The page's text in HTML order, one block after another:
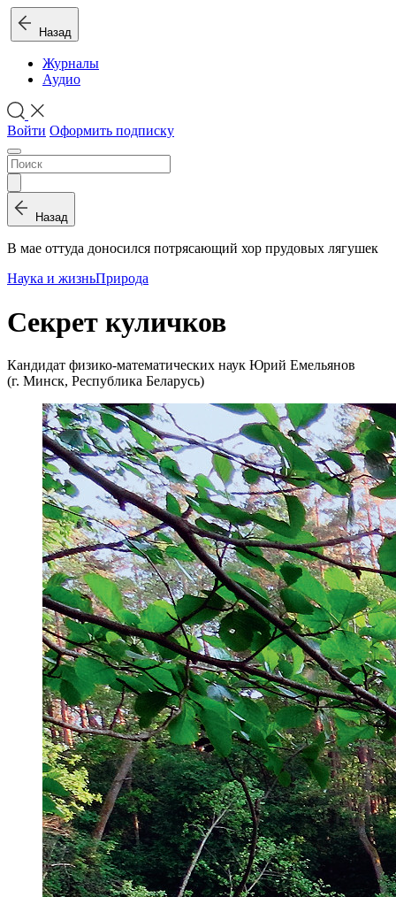
Назад
Журналы
Аудио
Войти Оформить подписку
Назад
В мае оттуда доносился потрясающий хор прудовых лягушек
Наука и жизньПрирода
Секрет куличков
Кандидат физико-математических наук Юрий Емельянов
(г. Минск, Республика Беларусь)